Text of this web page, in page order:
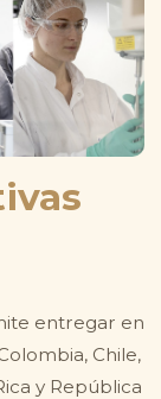
entregar en
Chile,
y República